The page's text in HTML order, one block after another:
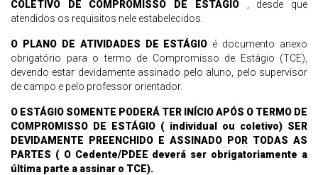
COLETIVO DE COMPROMISSO DE ESTÁGIO, desde que
atendidos os requisitos nele estabelecidos.
O PLANO DE ATIVIDADES DE ESTÁGIO é documento anexo
obrigatório para o termo de Compromisso de Estágio (TCE),
devendo estar devidamente assinado pelo aluno, pelo supervisor
de campo e pelo professor orientador.
O ESTÁGIO SOMENTE PODERÁ TER INÍCIO APÓS O TERMO DE
COMPROMISSO DE ESTÁGIO ( individual ou coletivo) SER
DEVIDAMENTE PREENCHIDO E ASSINADO POR TODAS AS
PARTES ( O Cedente/PDEE deverá ser obrigatoriamente a
última parte a assinar o TCE).